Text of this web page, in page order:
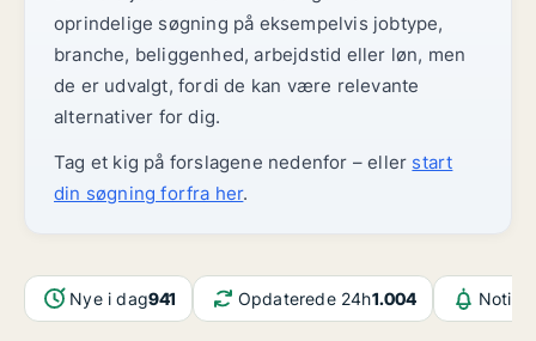
oprindelige søgning på eksempelvis jobtype,
branche, beliggenhed, arbejdstid eller løn, men
de er udvalgt, fordi de kan være relevante
alternativer for dig.
Tag et kig på forslagene nedenfor – eller start
din søgning forfra her.
Nye i dag941 Opdaterede 24h1.004